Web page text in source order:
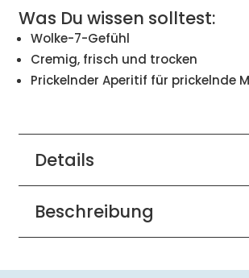
Was Du wissen solltest:
Wolke-7-Gefühl
Cremig, frisch und trocken
Prickelnder Aperitif für prickelnde
Details
Beschreibung